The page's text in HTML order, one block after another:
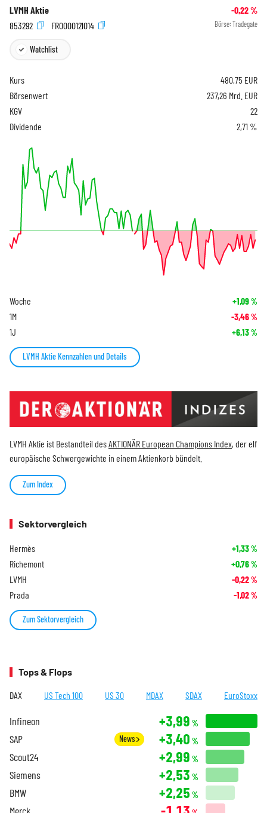
LVMH Aktie -0,22%
853292
FR0000121014 Börse: Tradegate
Watchlist
Kurs 480,75 EUR
Börsenwert
237,26 Mrd. EUR
KGV
22
Dividende
2,71 %
Woche +1,09%
1M -3,46%
1J +6,13%
LVMH Aktie Kennzahlen und Details
LVMH Aktie ist Bestandteil desAKTIONÄR European Champions Index, der elf
europäische Schwergewichte in einem Aktienkorb bündelt.
Zum Index
Sektorvergleich
Hermès +1,33%
Richemont +0,76%
LVMH -0,22%
Prada -1,02%
Zum Sektorvergleich
Tops & Flops
DAX US Tech 100 US 30 MDAX SDAX EuroStoxx
Infineon +3,99 %
SAP News +3,40 %
Scout24 +2,99 %
Siemens +2,53 %
BMW +2,25 %